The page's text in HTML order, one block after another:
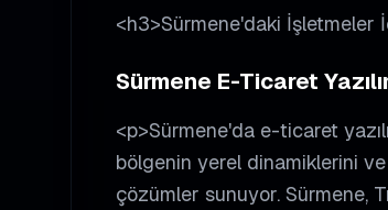
<h3>Sürmene'daki İşletmeler
Sürmene E-Ticaret
<p>Sürmene'da e-ticaret
bölgenin yerel dinamiklerini
çözümler sunuyor. Sürmene,